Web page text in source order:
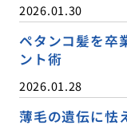
2026.01.30
ペタンコ髪を卒
ント術
2026.01.28
薄毛の遺伝に怯